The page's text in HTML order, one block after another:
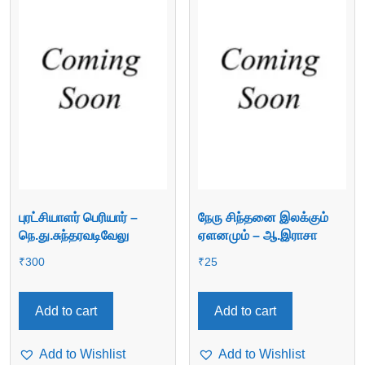
புரட்சியாளர் பெரியார் –
நெ.து.சுந்தரவடிவேலு
₹300
Add to cart
Add to Wishlist
நேரு சிந்தனை இலக்கும்
ஏளனமும் – ஆ.இராசா
₹25
Add to cart
Add to Wishlist